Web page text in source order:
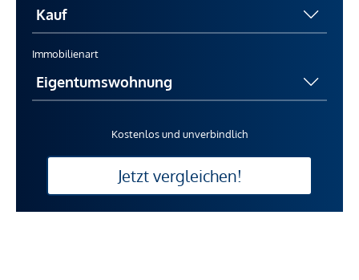
Immobilienart
Kostenlos und unverbindlich
Jetzt vergleichen!